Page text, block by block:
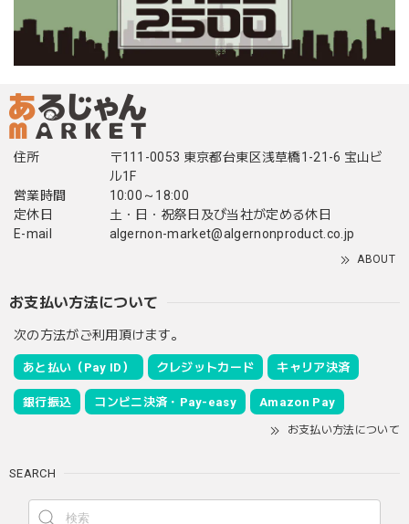
住所
〒111-0053 東京都台東区浅草橋1-21-6 宝山ビ
ル1F
営業時間
10:00～18:00
定休日
土・日・祝祭日及び当社が定める休日
E-mail
algernon-market@algernonproduct.co.jp
ABOUT
お支払い方法について
次の方法がご利用頂けます。
あと払い（Pay ID） クレジットカード キャリア決済
銀行振込 コンビニ決済・Pay-easy Amazon Pay
お支払い方法について
SEARCH